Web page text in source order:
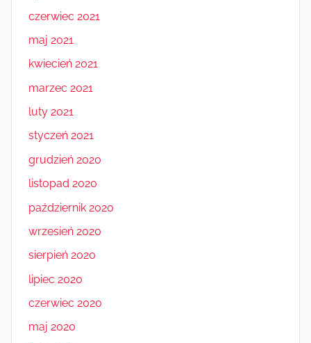
czerwiec 2021
maj 2021
kwiecień 2021
marzec 2021
luty 2021
styczeń 2021
grudzień 2020
listopad 2020
październik 2020
wrzesień 2020
sierpień 2020
lipiec 2020
czerwiec 2020
maj 2020